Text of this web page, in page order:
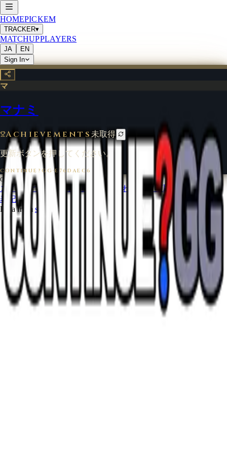
HOMEPICKEM
TRACKER▾
MATCHUPPLAYERS
JA
EN
Sign In
マ
マナミ
Achievements未取得
更新ボタンを押してください。
CONTINUE?GG·E76DAEC6
CONTINUE?GG ©
2026
コインについて 利用規約 お問い合わせ
特定商取引法に基づく
表記
Data from start.gg